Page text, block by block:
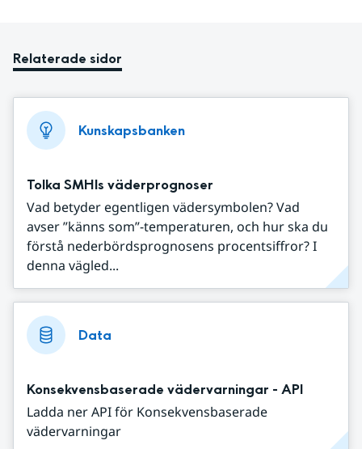
Relaterade sidor
Kunskapsbanken
Tolka SMHIs väderprognoser
Vad betyder egentligen vädersymbolen? Vad
avser ”känns som”-temperaturen, och hur ska du
förstå nederbördsprognosens procentsiffror? I
denna vägled...
Data
Konsekvensbaserade vädervarningar - API
Ladda ner API för Konsekvensbaserade
vädervarningar